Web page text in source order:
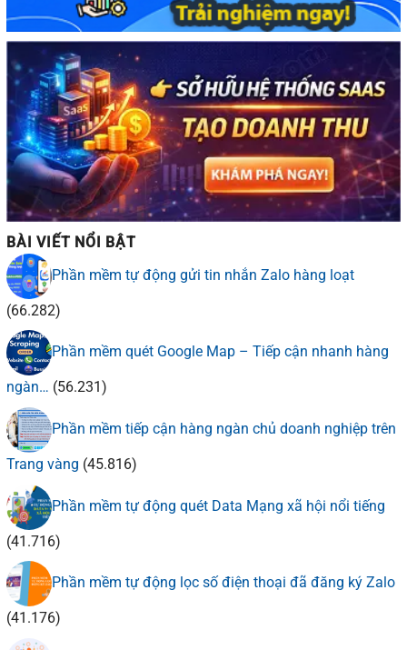
BÀI VIẾT NỔI BẬT
Phần mềm tự động gửi tin nhắn Zalo hàng loạt
(66.282)
Phần mềm quét Google Map – Tiếp cận nhanh hàng
ngàn… (56.231)
Phần mềm tiếp cận hàng ngàn chủ doanh nghiệp trên
Trang vàng (45.816)
Phần mềm tự động quét Data Mạng xã hội nổi tiếng
(41.716)
Phần mềm tự động lọc số điện thoại đã đăng ký Zalo
(41.176)